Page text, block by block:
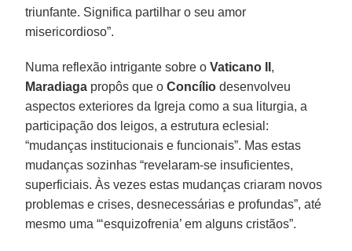
triunfante. Significa partilhar o seu amor
misericordioso”.
Numa reflexão intrigante sobre oVaticano II ,
Maradiaga propôs que oConcílio desenvolveu
aspectos exteriores da Igreja como a sua liturgia, a
participação dos leigos, a estrutura eclesial:
“mudanças institucionais e funcionais”. Mas estas
mudanças sozinhas “revelaram-se insuficientes,
superficiais. Às vezes estas mudanças criaram novos
problemas e crises, desnecessárias e profundas”, até
mesmo uma “‘esquizofrenia’ em alguns cristãos”.